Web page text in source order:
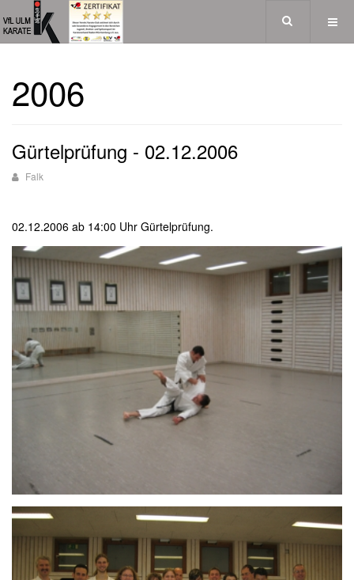
2006
Gürtelprüfung - 02.12.2006
Falk
02.12.2006 ab 14:00 Uhr Gürtelprüfung.